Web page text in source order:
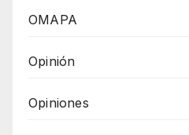
OMAPA
Opinión
Opiniones